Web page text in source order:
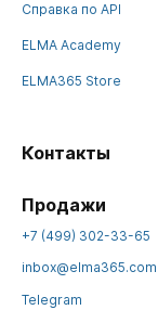
Справка по API
ELMA Academy
ELMA365 Store
Контакты
Продажи
+7 (499) 302-33-65
inbox@elma365.com
Telegram